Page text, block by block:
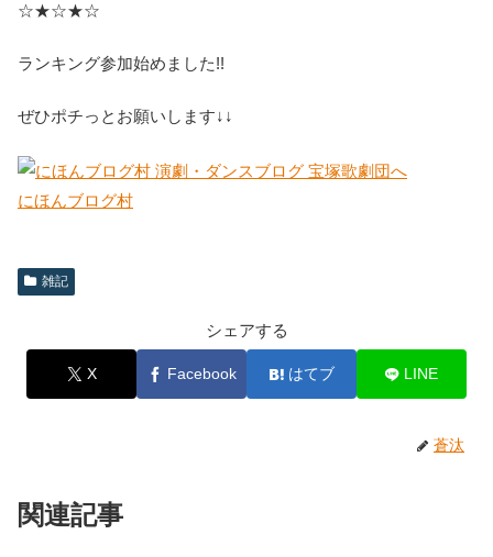
☆★☆★☆
ランキング参加始めました!!
ぜひポチっとお願いします↓↓
にほんブログ村
雑記
シェアする
X Facebook はてブ LINE
蒼汰
関連記事